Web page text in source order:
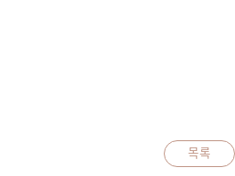
목록